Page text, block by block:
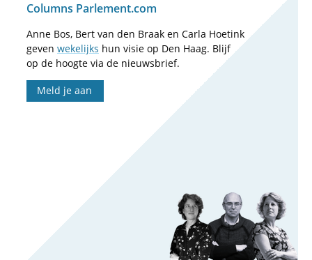
Columns Parlement.com
Anne Bos, Bert van den Braak en Carla Hoetink
geven wekelijks hun visie op Den Haag. Blijf
op de hoogte via de nieuwsbrief.
Meld je aan